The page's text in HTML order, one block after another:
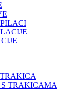
TRAKICAMA